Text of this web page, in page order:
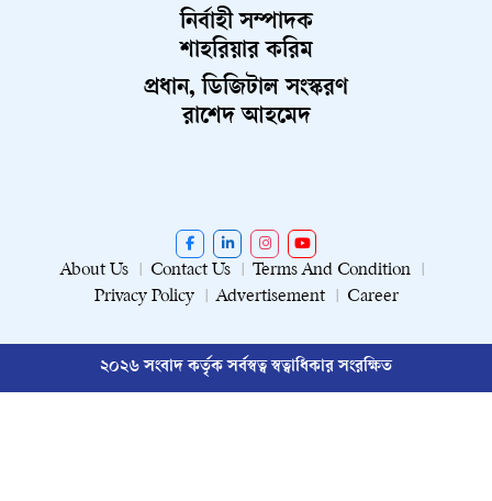
নির্বাহী সম্পাদক
শাহরিয়ার করিম
প্রধান, ডিজিটাল সংস্করণ
রাশেদ আহমেদ
About Us Contact Us
Terms And Condition
Privacy Policy
Advertisement Career
২০২৬ সংবাদ কর্তৃক সর্বস্বত্ব স্বত্বাধিকার সংরক্ষিত